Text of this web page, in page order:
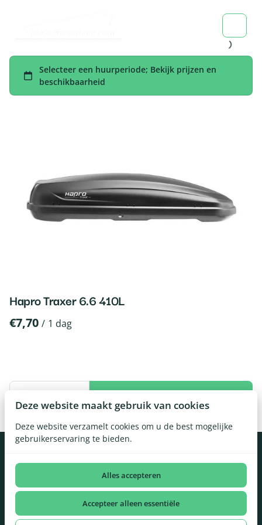
Hapro Traxer 6.6 410L
/
Deze website maakt gebruik van cookies
Deze website verzamelt cookies om u de best mogelijke
gebruikerservaring te bieden.
Alles accepteren
Accepteer alleen essentiële